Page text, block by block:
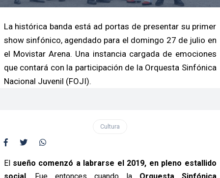
La histórica banda está ad portas de presentar su primer
show sinfónico, agendado para el domingo 27 de julio en
el Movistar Arena. Una instancia cargada de emociones
que contará con la participación de la Orquesta Sinfónica
Nacional Juvenil (FOJI).
Cultura
Elsueño comenzó a labrarse el 2019, en pleno estallido
social. Fue entonces cuando la Orquesta Sinfónica